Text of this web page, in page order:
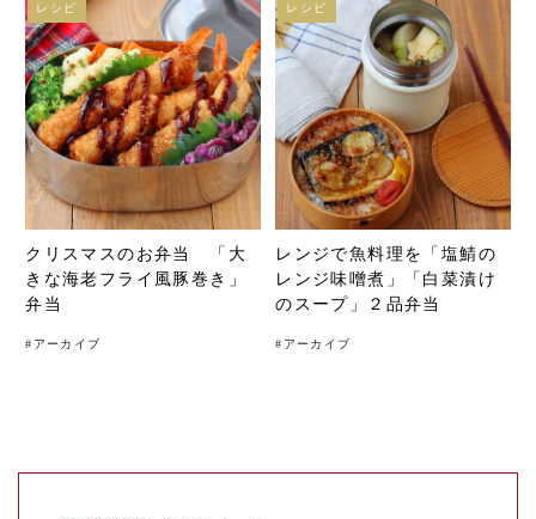
クリスマスのお弁当 「大
きな海老フライ風豚巻き」
弁当
# アーカイブ
レシピ
レンジで魚料理を「塩鯖の
レンジ味噌煮」「白菜漬け
のスープ」２品弁当
# アーカイブ
レシピ